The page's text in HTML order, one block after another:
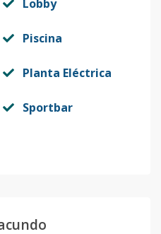
Lobby
Piscina
Planta Eléctrica
Sportbar